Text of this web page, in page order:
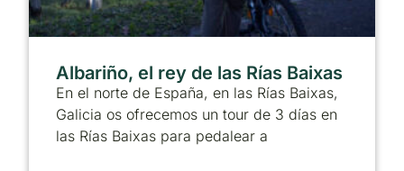
Albariño, el rey de las Rías Baixas
En el norte de España, en las Rías Baixas,
Galicia os ofrecemos un tour de 3 días en
las Rías Baixas para pedalear a